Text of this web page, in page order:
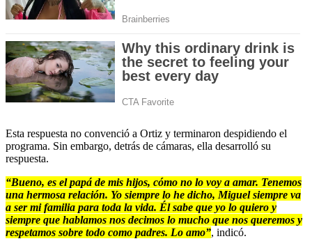
Esta respuesta no convenció a Ortiz y terminaron despidiendo el
programa. Sin embargo, detrás de cámaras, ella desarrolló su
respuesta.
“Bueno, es el papá de mis hijos, cómo no lo voy a amar. Tenemos
una hermosa relación. Yo siempre lo he dicho, Miguel siempre va
a ser mi familia para toda la vida. Él sabe que yo lo quiero y
siempre que hablamos nos decimos lo mucho que nos queremos y
respetamos sobre todo como padres. Lo amo”, indicó.